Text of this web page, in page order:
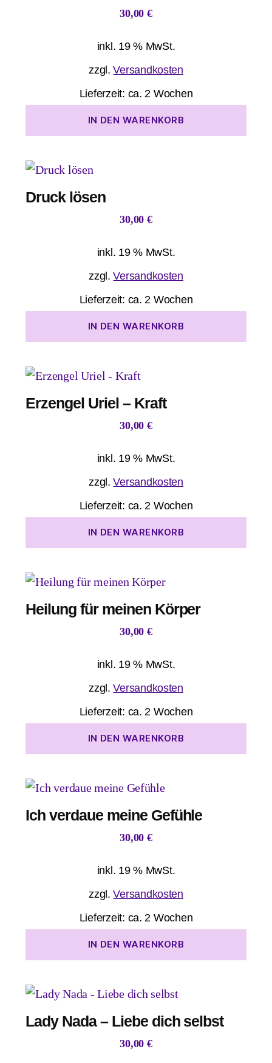
30,00 €
inkl. 19 % MwSt.
zzgl.Versandkosten
Lieferzeit: ca. 2 Wochen
IN DEN WARENKORB
Druck lösen
30,00 €
inkl. 19 % MwSt.
zzgl.Versandkosten
Lieferzeit: ca. 2 Wochen
IN DEN WARENKORB
Erzengel Uriel – Kraft
30,00 €
inkl. 19 % MwSt.
zzgl.Versandkosten
Lieferzeit: ca. 2 Wochen
IN DEN WARENKORB
Heilung für meinen Körper
30,00 €
inkl. 19 % MwSt.
zzgl.Versandkosten
Lieferzeit: ca. 2 Wochen
IN DEN WARENKORB
Ich verdaue meine Gefühle
30,00 €
inkl. 19 % MwSt.
zzgl.Versandkosten
Lieferzeit: ca. 2 Wochen
IN DEN WARENKORB
Lady Nada – Liebe dich selbst
30,00 €